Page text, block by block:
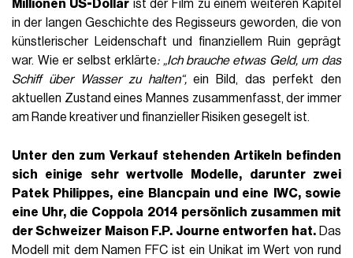
Millionen US-Dollarist der Film zu einem weiteren Kapitel
in der langen Geschichte des Regisseurs geworden, die von
künstlerischer Leidenschaft und finanziellem Ruin geprägt
war. Wie er selbst erklärte: „Ich brauche etwas Geld, um das
Schiff über Wasser zu halten“,ein Bild, das perfekt den
aktuellen Zustand eines Mannes zusammenfasst, der immer
am Rande kreativer und finanzieller Risiken gesegelt ist.
Unter den zum Verkauf stehenden Artikeln befinden
sich einige sehr wertvolle Modelle, darunter zwei
Patek Philippes, eine Blancpain und eine IWC, sowie
eine Uhr, die Coppola 2014 persönlich zusammen mit
der Schweizer Maison F.P. Journe entworfen hat.Das
Modell mit dem Namen FFC ist ein Unikat im Wert von rund